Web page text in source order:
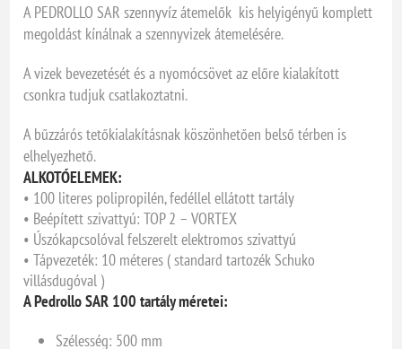
A PEDROLLO SAR szennyvíz átemelők kis helyigényű komplett
megoldást kínálnak a szennyvizek átemelésére.
A vizek bevezetését és a nyomócsövet az előre kialakított
csonkra tudjuk csatlakoztatni.
A bűzzárós tetőkialakításnak köszönhetően belső térben is
elhelyezhető.
ALKOTÓELEMEK:
• 100 literes polipropilén, fedéllel ellátott tartály
• Beépített szivattyú: TOP 2 – VORTEX
• Úszókapcsolóval felszerelt elektromos szivattyú
• Tápvezeték: 10 méteres ( standard tartozék Schuko
villásdugóval )
A Pedrollo SAR 100 tartály méretei:
Szélesség: 500 mm